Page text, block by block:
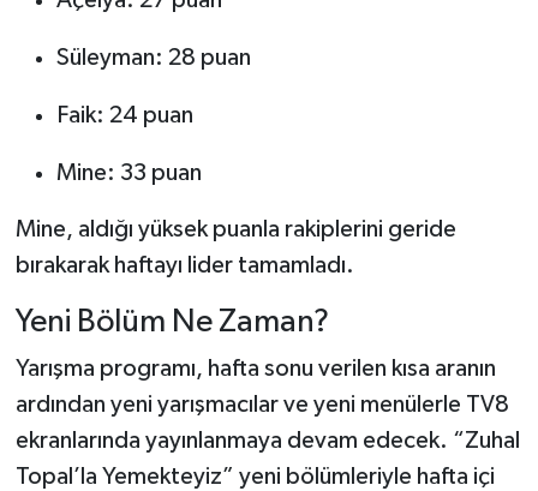
Süleyman: 28 puan
Faik: 24 puan
Mine: 33 puan
Mine, aldığı yüksek puanla rakiplerini geride
bırakarak haftayı lider tamamladı.
Yeni Bölüm Ne Zaman?
Yarışma programı, hafta sonu verilen kısa aranın
ardından yeni yarışmacılar ve yeni menülerle TV8
ekranlarında yayınlanmaya devam edecek. “Zuhal
Topal’la Yemekteyiz” yeni bölümleriyle hafta içi